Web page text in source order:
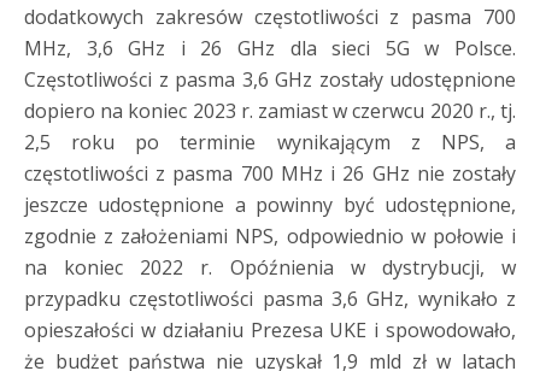
dodatkowych zakresów częstotliwości z pasma 700
MHz, 3,6 GHz i 26 GHz dla sieci 5G w Polsce.
Częstotliwości z pasma 3,6 GHz zostały udostępnione
dopiero na koniec 2023 r. zamiast w czerwcu 2020 r., tj.
2,5 roku po terminie wynikającym z NPS, a
częstotliwości z pasma 700 MHz i 26 GHz nie zostały
jeszcze udostępnione a powinny być udostępnione,
zgodnie z założeniami NPS, odpowiednio w połowie i
na koniec 2022 r. Opóźnienia w dystrybucji, w
przypadku częstotliwości pasma 3,6 GHz, wynikało z
opieszałości w działaniu Prezesa UKE i spowodowało,
że budżet państwa nie uzyskał 1,9 mld zł w latach